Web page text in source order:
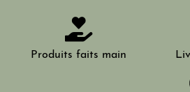
Produits faits main